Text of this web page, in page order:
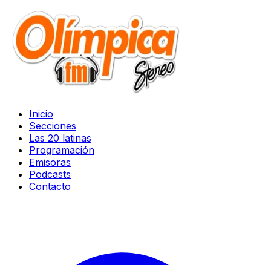
Inicio
Secciones
Las 20 latinas
Programación
Emisoras
Podcasts
Contacto